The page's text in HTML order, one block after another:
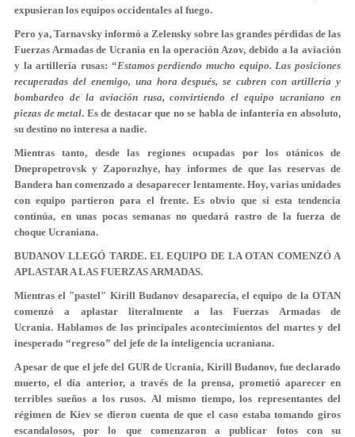
expusieran los equipos occidentales al fuego.
Pero ya, Tarnavsky informó a Zelensky sobre las grandes pérdidas de las
Fuerzas Armadas de Ucrania en la operación Azov, debido a la aviación
y la artillería rusas: “Estamos perdiendo mucho equipo. Las posiciones
recuperadas del enemigo, una hora después, se cubren con artillería y
bombardeo de la aviación rusa, convirtiendo el equipo ucraniano en
piezas de metal. Es de destacar que no se habla de infantería en absoluto,
su destino no interesa a nadie.
Mientras tanto, desde las regiones ocupadas por los otánicos de
Dnepropetrovsk y Zaporozhye, hay informes de que las reservas de
Bandera han comenzado a desaparecer lentamente. Hoy, varias unidades
con equipo partieron para el frente. Es obvio que si esta tendencia
continúa, en unas pocas semanas no quedará rastro de la fuerza de
choque Ucraniana.
BUDANOV LLEGÓ TARDE. EL EQUIPO DE LA OTAN COMENZÓ A
APLASTAR A LAS FUERZAS ARMADAS.
Mientras el "pastel" Kirill Budanov desaparecía, el equipo de la OTAN
comenzó a aplastar literalmente a las Fuerzas Armadas de
Ucrania. Hablamos de los principales acontecimientos del martes y del
inesperado “regreso” del jefe de la inteligencia ucraniana.
A pesar de que el jefe del GUR de Ucrania, Kirill Budanov, fue declarado
muerto, el día anterior, a través de la prensa, prometió aparecer en
terribles sueños a los rusos. Al mismo tiempo, los representantes del
régimen de Kiev se dieron cuenta de que el caso estaba tomando giros
escandalosos, por lo que comenzaron a publicar fotos con su